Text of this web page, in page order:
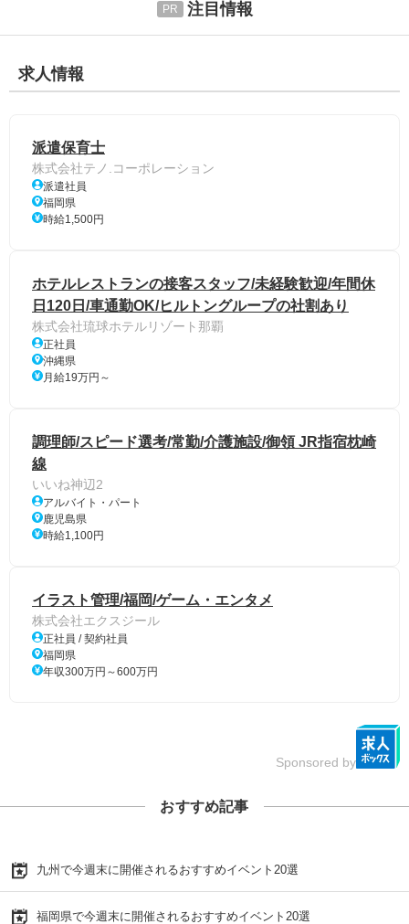
注目情報
求人情報
派遣保育士
株式会社テノ.コーポレーション
派遣社員
福岡県
時給1,500円
ホテルレストランの接客スタッフ/未経験歓迎/年間休
日120日/車通勤OK/ヒルトングループの社割あり
株式会社琉球ホテルリゾート那覇
正社員
沖縄県
月給19万円～
調理師/スピード選考/常勤/介護施設/御領 JR指宿枕崎
線
いいね神辺2
アルバイト・パート
鹿児島県
時給1,100円
イラスト管理/福岡/ゲーム・エンタメ
株式会社エクスジール
正社員 / 契約社員
福岡県
年収300万円～600万円
Sponsored by
おすすめ記事
九州で今週末に開催されるおすすめイベント20選
福岡県で今週末に開催されるおすすめイベント20選